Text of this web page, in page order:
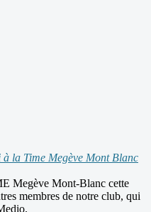
à la Time Megève Mont Blanc
Megève Mont-Blanc cette
membres de notre club, qui